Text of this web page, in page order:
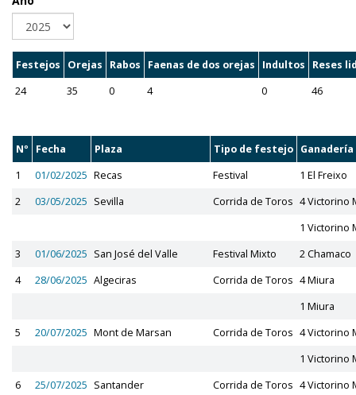
Festejos Orejas Rabos Faenas de dos orejas Indultos
Reses
24
35 0 4 0 46
Nº Fecha Plaza Tipo de festejo Ganadería
1
01/02/2025 Recas Festival
1 El Freixo
2
03/05/2025 Sevilla Corrida de Toros 4 Victorino
1 Victorino
3
01/06/2025 San José del Valle Festival Mixto
2 Chamaco
4
28/06/2025 Algeciras Corrida de Toros 4 Miura
1 Miura
5
20/07/2025 Mont de Marsan Corrida de Toros 4 Victorino
1 Victorino
6
25/07/2025 Santander Corrida de Toros 4 Victorino